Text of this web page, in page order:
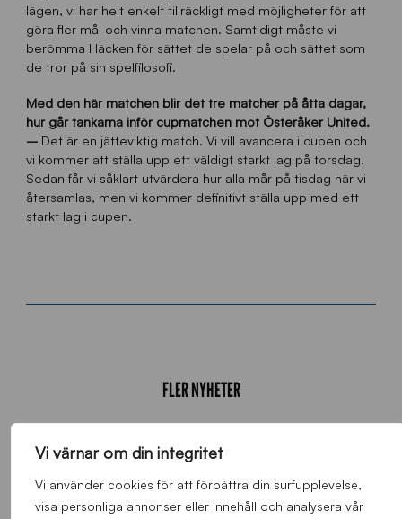
Vi värnar om din integritet
Vi använder cookies för att förbättra din surfupplevelse,
visa personliga annonser eller innehåll och analysera vår
lägen, vi har helt enkelt tillräckligt med möjligheter för att
göra fler mål och vinna matchen. Samtidigt måste vi
berömma Häcken för sättet de spelar på och sättet som
de tror på sin spelfilosofi.
Med den här matchen blir det tre matcher på åtta dagar,
hur går tankarna inför cupmatchen mot Österåker United.
–Det är en jätteviktig match. Vi vill avancera i cupen och
vi kommer att ställa upp ett väldigt starkt lag på torsdag.
Sedan får vi såklart utvärdera hur alla mår på tisdag när vi
återsamlas, men vi kommer definitivt ställa upp med ett
starkt lag i cupen.
FLER NYHETER